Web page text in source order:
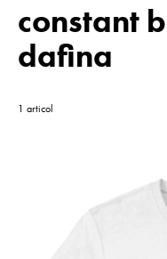
constant
dafina
1 articol